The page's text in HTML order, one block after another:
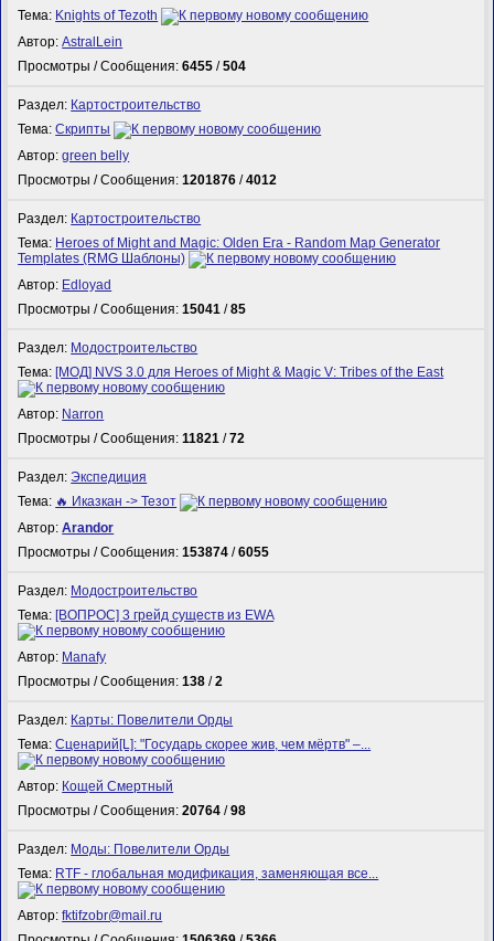
Тема: Knights of Tezoth
Автор:AstralLein
Просмотры / Сообщения:6455 /504
Раздел: Картостроительство
Тема:Скрипты
Автор:green belly
Просмотры / Сообщения:1201876 /4012
Раздел: Картостроительство
Тема: Heroes of Might and Magic: Olden Era - Random Map Generator
Templates (RMG Шаблоны)
Автор: Edloyad
Просмотры / Сообщения:15041 /85
Раздел: Модостроительство
Тема: [МОД] NVS 3.0 для Heroes of Might & Magic V: Tribes of the East
Автор: Narron
Просмотры / Сообщения:11821 /72
Раздел:Экспедиция
Тема: 🔥 Иказкан -> Тезот
Автор:Arandor
Просмотры / Сообщения:153874 /6055
Раздел: Модостроительство
Тема: [ВОПРОС] 3 грейд существ из EWA
Автор: Manafy
Просмотры / Сообщения:138 /2
Раздел: Карты: Повелители Орды
Тема:Сценарий[L]: "Государь скорее жив, чем мёртв" –...
Автор: Кощей Смертный
Просмотры / Сообщения:20764 /98
Раздел: Моды: Повелители Орды
Тема: RTF - глобальная модификация, заменяющая все...
Автор:fktifzobr@mail.ru